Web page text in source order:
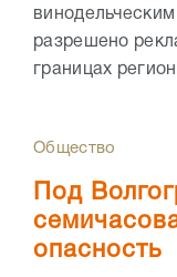
разрешено
границах
Общество
Под
опасность